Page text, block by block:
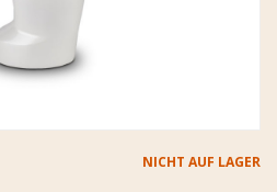
NICHT AUF LAGER